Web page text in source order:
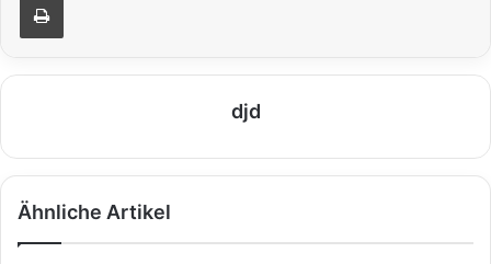
djd
Ähnliche Artikel